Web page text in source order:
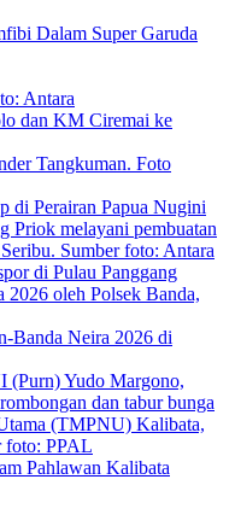
Dalam Super Garuda
dan KM Ciremai ke
di Perairan Papua Nugini
di Pulau Panggang
Banda Neira 2026 di
Pahlawan Kalibata